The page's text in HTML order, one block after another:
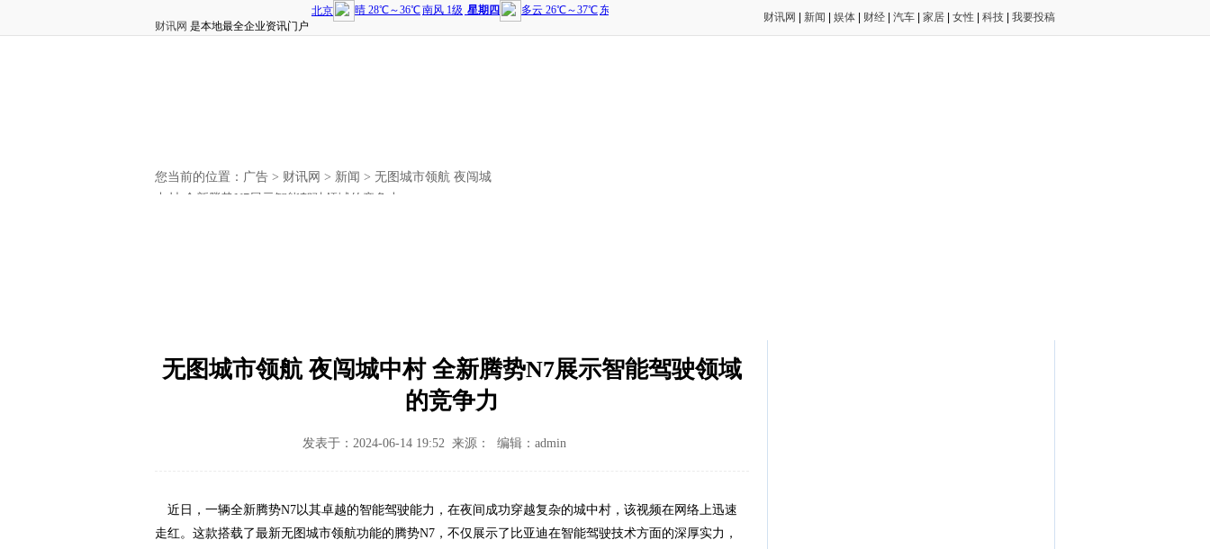
财讯网 是本地最全企业资讯门户
财讯网 新闻 娱体 财经 汽车 家居 女性 科技 我要投稿
您当前的位置： 广告 > 财讯网 > 新闻 > 无图城市领航 夜闯城
中村 全新腾势N7展示智能驾驶领域的竞争力
无图城市领航 夜闯城中村 全新腾势N7展示智能驾驶领域
的竞争力
发表于：2024-06-14 19:52 来源： 编辑：admin
近日，一辆全新腾势N7以其卓越的智能驾驶能力，在夜间成功穿越复杂的城中村，该视频在网络上迅速
走红。这款搭载了最新无图城市领航功能的腾势N7 ，不仅展示了比亚迪在智能驾驶技术方面的深厚实力，